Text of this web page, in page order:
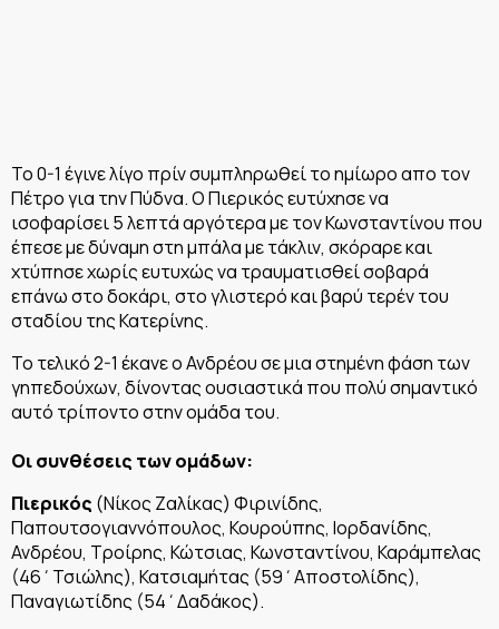
Το 0-1 έγινε λίγο πρίν συμπληρωθεί το ημίωρο απο τον
Πέτρο για την Πύδνα. Ο Πιερικός ευτύχησε να
ισοφαρίσει 5 λεπτά αργότερα με τον Κωνσταντίνου που
έπεσε με δύναμη στη μπάλα με τάκλιν, σκόραρε και
χτύπησε χωρίς ευτυχώς να τραυματισθεί σοβαρά
επάνω στο δοκάρι, στο γλιστερό και βαρύ τερέν του
σταδίου της Κατερίνης.
Το τελικό 2-1 έκανε ο Ανδρέου σε μια στημένη φάση των
γηπεδούχων, δίνοντας ουσιαστικά που πολύ σημαντικό
αυτό τρίποντο στην ομάδα του.
Οι συνθέσεις των ομάδων:
Πιερικός (Νίκος Ζαλίκας) Φιρινίδης,
Παπουτσογιαννόπουλος, Κουρούπης, Ιορδανίδης,
Ανδρέου, Τροίρης, Κώτσιας, Κωνσταντίνου, Καράμπελας
(46΄Τσιώλης), Κατσιαμήτας (59΄Αποστολίδης),
Παναγιωτίδης (54΄Δαδάκος).